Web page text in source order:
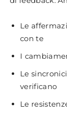
Le
con te
I
Le
verificano
Le